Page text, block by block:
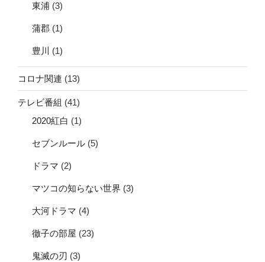
東浦 (3)
蒲郡 (1)
豊川 (1)
コロナ関連 (13)
テレビ番組 (41)
2020紅白 (1)
セブンルール (5)
ドラマ (2)
マツコの知らない世界 (3)
大河ドラマ (4)
徹子の部屋 (23)
鬼滅の刃 (3)